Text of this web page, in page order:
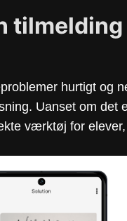
tilmelding
hurtigt og
Uanset om det
værktøj for